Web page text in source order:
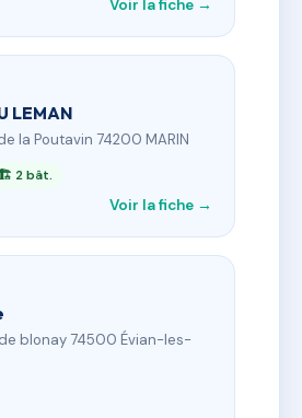
Voir la fiche →
LEMAN
la Poutavin 74200 MARIN
2 bât.
Voir la fiche →
blonay 74500 Évian-les-